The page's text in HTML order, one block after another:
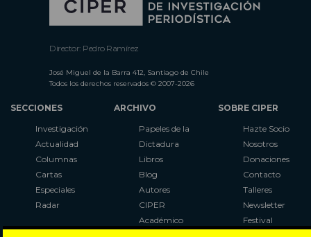
Director: Pedro Ramírez
José Miguel de la Barra 412, Santiago de Chile
Todos los derechos reservados © 2007-2026
SECCIONES
Investigación
Actualidad
Columnas
Cartas
Especiales
Radar
ARCHIVO
Papeles de la
Dictadura
Libros
Blog
Autores
CIPER
Académico
SOBRE CIPER
Hazte Socio
Nosotros
Donaciones
Contacto
Talleres
Newsletter
Festival